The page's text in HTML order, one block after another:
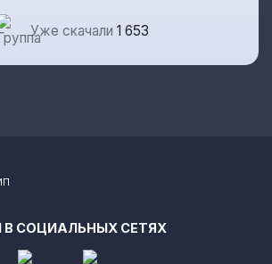
Уже скачали 1 653
СОЦИАЛЬНЫХ СЕТЯХ